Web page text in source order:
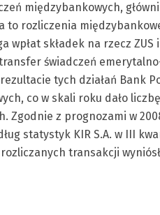
międzybankowych,
to rozliczenia
wpłat składek na rzecz ZUS
świadczeń
tych działań Bank
co w skali roku dało
Zgodnie z prognozami w
statystyk KIR S.A. w III
transakcji wyniósł